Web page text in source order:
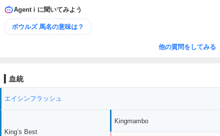
Agent i に聞いてみよう
ボウルズ 馬名の意味は？
他の質問をしてみる
血統
エイシンフラッシュ
King’s Best
Kingmambo